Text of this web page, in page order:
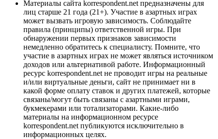
Материалы сайта korrespondent.net предназначены для
лиц старше 21 года (21+). Участие в азартных играх
может вызвать игровую зависимость. Соблюдайте
правила (принципы) ответственной игры. При
обнаружении первых признаков зависимости
немедленно обратитесь к специалисту. Помните, что
участие в азартных играх не может являться источником
доходов или альтернативой работе. Информационный
ресурс korrespondent.net не проводит игры на реальные
и/или виртуальные деньги, сайт не принимает ни в
какой форме оплату ставок и других платежей, которые
связаны/могут быть связаны с азартными играми,
букмекерами или тотализаторами. Какие-либо
материалы на информационном ресурсе
korrespondent.net публикуются исключительно в
информационных целях.